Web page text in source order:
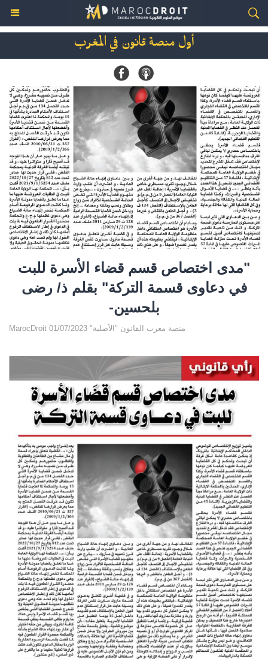
أول منصة قانون في المغرب
"مدى اختصاص قسم قضاء الأسرة للبت
في دعاوى قسمة التركة" بقلم ذ/ رضى
بلحسين-
MarocDroit منصة مغرب القانون "الأصلية" 01/07/2023